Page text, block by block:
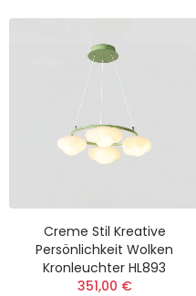
Creme Stil Kreative
Persönlichkeit Wolken
Kronleuchter HL893
351,00 €